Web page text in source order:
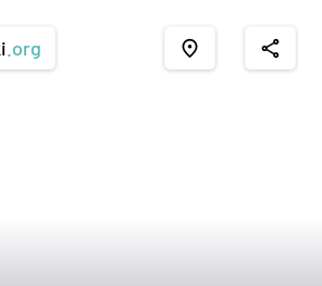
.org place share